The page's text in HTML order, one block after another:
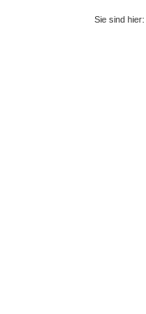
Sie sind hier: